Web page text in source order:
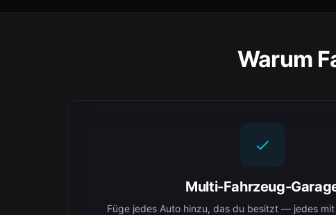
Warum
Multi-Fahrzeug-
Füge jedes Auto hinzu, das du besitzt — jedes